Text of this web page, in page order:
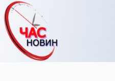
Перейти
до
вмісту